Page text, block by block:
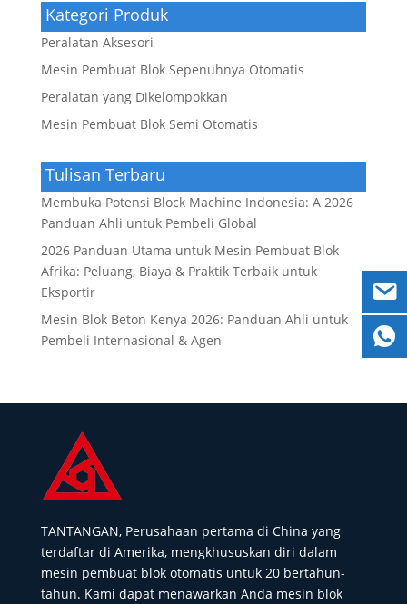
Kategori Produk
Peralatan Aksesori
Mesin Pembuat Blok Sepenuhnya Otomatis
Peralatan yang Dikelompokkan
Mesin Pembuat Blok Semi Otomatis
Tulisan Terbaru
Membuka Potensi Block Machine Indonesia: A 2026
Panduan Ahli untuk Pembeli Global
2026 Panduan Utama untuk Mesin Pembuat Blok
Afrika: Peluang, Biaya & Praktik Terbaik untuk
Eksportir
Mesin Blok Beton Kenya 2026: Panduan Ahli untuk
Pembeli Internasional & Agen
TANTANGAN, Perusahaan pertama di China yang
terdaftar di Amerika, mengkhususkan diri dalam
mesin pembuat blok otomatis untuk 20 bertahun-
tahun. Kami dapat menawarkan Anda mesin blok